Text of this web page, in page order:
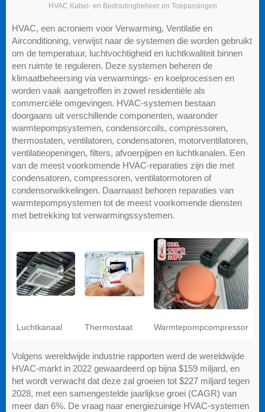
HVAC Kabel- en Bedradingbeheer en Toepassingen
HVAC, een acroniem voor Verwarming, Ventilatie en
Airconditioning, verwijst naar de systemen die worden gebruikt
om de temperatuur, luchtvochtigheid en luchtkwaliteit binnen
een ruimte te reguleren. Deze systemen beheren de
klimaatbeheersing via verwarmings- en koelprocessen en
worden vaak aangetroffen in zowel residentiële als
commerciële omgevingen. HVAC-systemen bestaan
doorgaans uit verschillende componenten, waaronder
warmtepompsystemen, condensorcoils, compressoren,
thermostaten, ventilatoren, condensatoren, motorventilatoren,
ventilatieopeningen, filters, afvoerpijpen en luchtkanalen. Een
van de meest voorkomende HVAC-reparaties zijn die met
condensatoren, compressoren, ventilatormotoren of
condensorwikkelingen. Daarnaast behoren reparaties van
warmtepompsystemen tot de meest voorkomende diensten
met betrekking tot verwarmingssystemen.
Luchtkanaal Thermostaat Warmtepompcompressor
Volgens wereldwijde industrie rapporten werd de wereldwijde
HVAC-markt in 2022 gewaardeerd op bijna $159 miljard, en
het wordt verwacht dat deze zal groeien tot $227 miljard tegen
2028, met een samengestelde jaarlijkse groei (CAGR) van
meer dan 6%. De vraag naar energiezuinige HVAC-systemen